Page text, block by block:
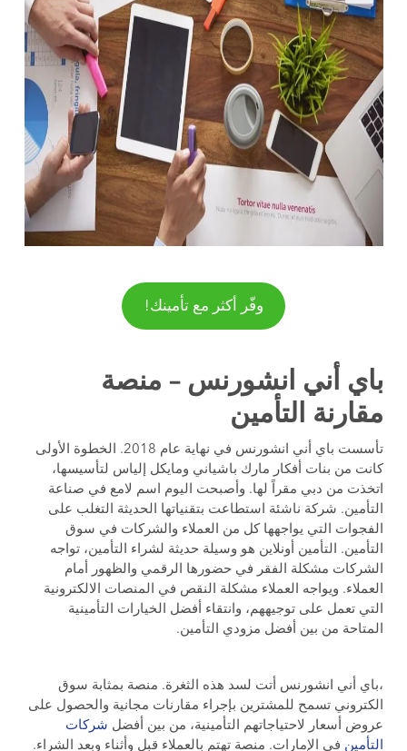
وفّر أكثر مع تأمينك!
باي أني انشورنس – منصة
مقارنة التأمين
تأسست باي أني انشورنس في نهاية عام 2018. الخطوة الأولى
كانت من بنات أفكار مارك باشياني ومايكل إلياس لتأسيسها،
اتخذت من دبي مقراً لها. وأصبحت اليوم اسم لامع في صناعة
التأمين. شركة ناشئة استطاعت بتقنياتها الحديثة التغلب على
الفجوات التي يواجهها كل من العملاء والشركات في سوق
التأمين. التأمين أونلاين هو وسيلة حديثة لشراء التأمين، تواجه
الشركات مشكلة الفقر في حضورها الرقمي والظهور أمام
العملاء. ويواجه العملاء مشكلة النقص في المنصات الالكترونية
التي تعمل على توجيههم، وانتقاء أفضل الخيارات التأمينية
المتاحة من بين أفضل مزودي التأمين.
،باي أني انشورنس أتت لسد هذه الثغرة. منصة بمثابة سوق
الكتروني تسمح للمشترين بإجراء مقارنات مجانية والحصول على
عروض أسعار لاحتياجاتهم التأمينية، من بين أفضل شركات
التأمين في الإمارات. منصة تهتم بالعملاء قبل وأثناء وبعد الشراء.